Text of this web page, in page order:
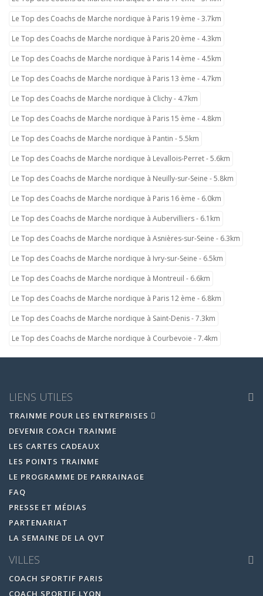
Le Top des Coachs de Marche nordique à Paris 19 ème - 3.7km
Le Top des Coachs de Marche nordique à Paris 20 ème - 4.3km
Le Top des Coachs de Marche nordique à Paris 14 ème - 4.5km
Le Top des Coachs de Marche nordique à Paris 13 ème - 4.7km
Le Top des Coachs de Marche nordique à Clichy - 4.7km
Le Top des Coachs de Marche nordique à Paris 15 ème - 4.8km
Le Top des Coachs de Marche nordique à Pantin - 5.5km
Le Top des Coachs de Marche nordique à Levallois-Perret - 5.6km
Le Top des Coachs de Marche nordique à Neuilly-sur-Seine - 5.8km
Le Top des Coachs de Marche nordique à Paris 16 ème - 6.0km
Le Top des Coachs de Marche nordique à Aubervilliers - 6.1km
Le Top des Coachs de Marche nordique à Asnières-sur-Seine - 6.3km
Le Top des Coachs de Marche nordique à Ivry-sur-Seine - 6.5km
Le Top des Coachs de Marche nordique à Montreuil - 6.6km
Le Top des Coachs de Marche nordique à Paris 12 ème - 6.8km
Le Top des Coachs de Marche nordique à Saint-Denis - 7.3km
Le Top des Coachs de Marche nordique à Courbevoie - 7.4km
LIENS UTILES
TRAINME POUR LES ENTREPRISES
DEVENIR COACH TRAINME
LES CARTES CADEAUX
LES POINTS TRAINME
LE PROGRAMME DE PARRAINAGE
FAQ
PRESSE ET MÉDIAS
PARTENARIAT
LA SEMAINE DE LA QVT
VILLES
COACH SPORTIF PARIS
COACH SPORTIF LYON